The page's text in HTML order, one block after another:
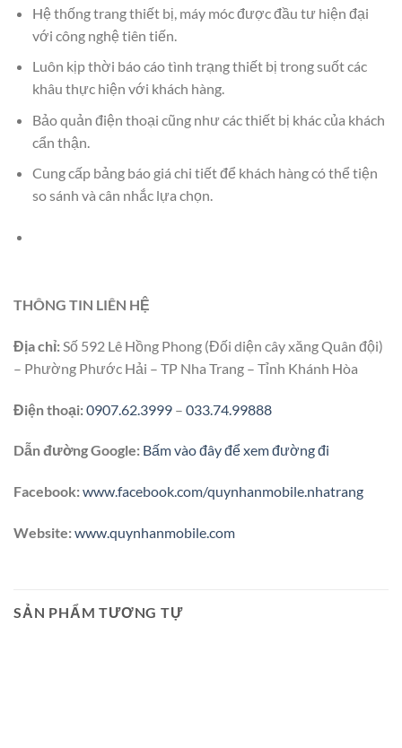
Hệ thống trang thiết bị, máy móc được đầu tư hiện đại
với công nghệ tiên tiến.
Luôn kịp thời báo cáo tình trạng thiết bị trong suốt các
khâu thực hiện với khách hàng.
Bảo quản điện thoại cũng như các thiết bị khác của khách
cẩn thận.
Cung cấp bảng báo giá chi tiết để khách hàng có thể tiện
so sánh và cân nhắc lựa chọn.
THÔNG TIN LIÊN HỆ
Địa chỉ: Số 592 Lê Hồng Phong (Đối diện cây xăng Quân đội)
– Phường Phước Hải – TP Nha Trang – Tỉnh Khánh Hòa
Điện thoại:0907.62.3999 – 033.74.99888
Dẫn đường Google: Bấm vào đây để xem đường đi
Facebook:www.facebook.com/quynhanmobile.nhatrang
Website:www.quynhanmobile.com
SẢN PHẨM TƯƠNG TỰ